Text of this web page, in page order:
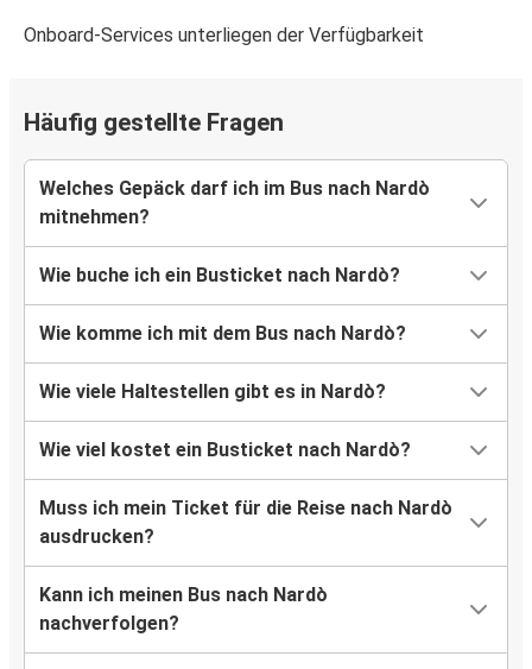
Onboard-Services unterliegen der Verfügbarkeit
Häufig gestellte Fragen
Welches Gepäck darf ich im Bus nach Nardò
mitnehmen?
Wie buche ich ein Busticket nach Nardò?
Wie komme ich mit dem Bus nach Nardò?
Wie viele Haltestellen gibt es in Nardò?
Wie viel kostet ein Busticket nach Nardò?
Muss ich mein Ticket für die Reise nach Nardò
ausdrucken?
Kann ich meinen Bus nach Nardò
nachverfolgen?